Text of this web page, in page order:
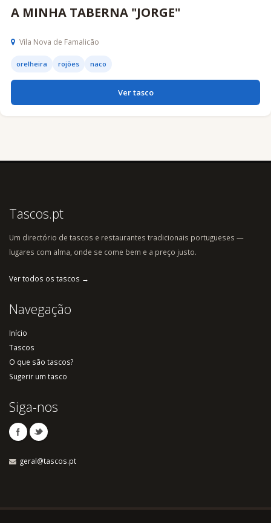
A MINHA TABERNA "JORGE"
Vila Nova de Famalicão
orelheira rojões naco
Ver tasco
Tascos.pt
Um directório de tascos e restaurantes tradicionais portugueses —
lugares com alma, onde se come bem e a preço justo.
Ver todos os tascos →
Navegação
Início
Tascos
O que são tascos?
Sugerir um tasco
Siga-nos
geral@tascos.pt